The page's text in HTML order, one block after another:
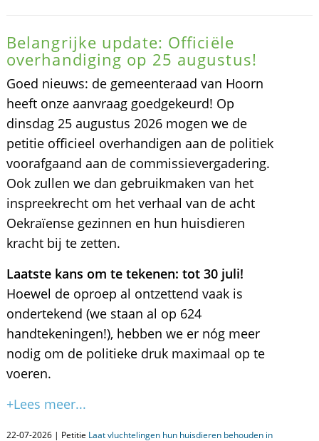
Belangrijke update: Officiële
overhandiging op 25 augustus!
Goed nieuws: de gemeenteraad van Hoorn
heeft onze aanvraag goedgekeurd! Op
dinsdag 25 augustus 2026 mogen we de
petitie officieel overhandigen aan de politiek
voorafgaand aan de commissievergadering.
Ook zullen we dan gebruikmaken van het
inspreekrecht om het verhaal van de acht
Oekraïense gezinnen en hun huisdieren
kracht bij te zetten.
Laatste kans om te tekenen: tot 30 juli!
Hoewel de oproep al ontzettend vaak is
ondertekend (we staan al op 624
handtekeningen!), hebben we er nóg meer
nodig om de politieke druk maximaal op te
voeren.
+Lees meer...
22-07-2026 | Petitie Laat vluchtelingen hun huisdieren behouden in